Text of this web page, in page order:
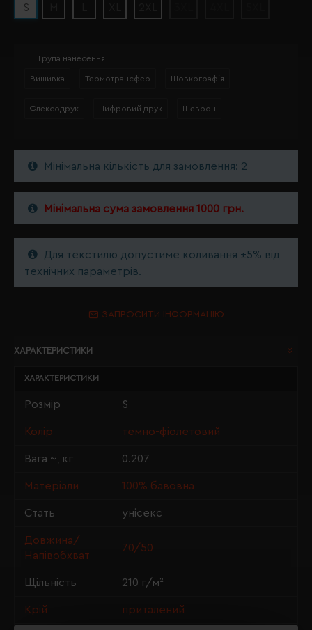
S
Група нанесення
Вишивка Термотрансфер Шовкографія
Флексодрук Цифровий друк Шеврон
Мінімальна кількість для замовлення: 2
Мінімальна сума замовлення 1000 грн.
Для текстилю допустиме коливання ±5% від
технічних параметрів.
ЗАПРОСИТИ ІНФОРМАЦІЮ
ХАРАКТЕРИСТИКИ
ХАРАКТЕРИСТИКИ
Розмір S
Колір темно-фіолетовий
Вага ~, кг 0.207
Матеріали 100% бавовна
Стать унісекс
Довжина/
Напівобхват
70/50
Щільність 210 г/м²
Крій приталений